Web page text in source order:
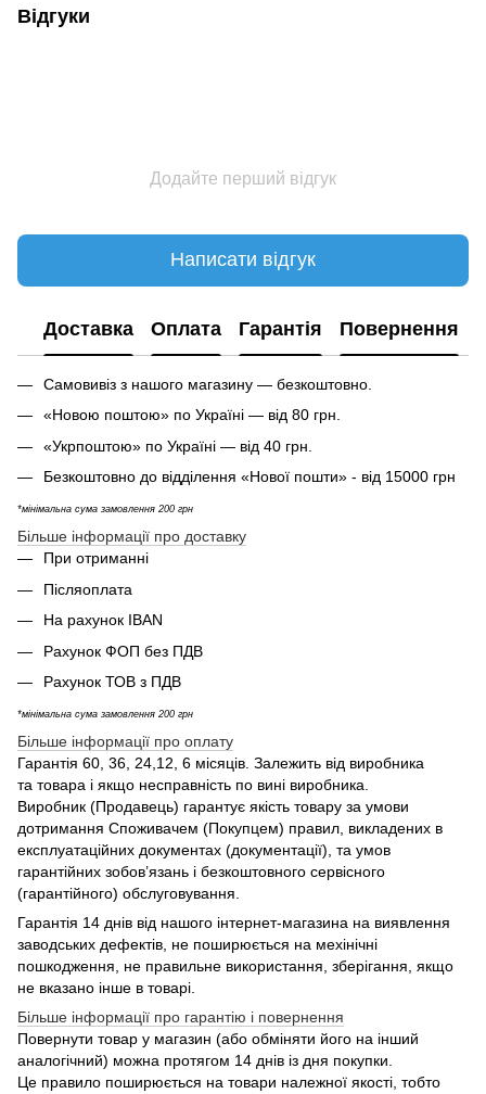
Відгуки
Додайте перший відгук
Написати відгук
Доставка Оплата Гарантія Повернення
Самовивіз з нашого магазину — безкоштовно.
«Новою поштою» по Україні — від 80 грн.
«Укрпоштою» по Україні — від 40 грн.
Безкоштовно до відділення «Нової пошти» - від 15000 грн
*мінімальна сума замовлення 200 грн
Більше інформації про доставку
При отриманні
Післяоплата
На рахунок IBAN
Рахунок ФОП без ПДВ
Рахунок ТОВ з ПДВ
*мінімальна сума замовлення 200 грн
Більше інформації про оплату
Гарантія 60, 36, 24,12, 6 місяців. Залежить від виробника
та товара і якщо несправність по вині виробника.
Виробник (Продавець) гарантує якість товару за умови
дотримання Споживачем (Покупцем) правил, викладених в
експлуатаційних документах (документації), та умов
гарантійних зобов’язань і безкоштовного сервісного
(гарантійного) обслуговування.
Гарантія 14 днів від нашого інтернет-магазина на виявлення
заводських дефектів, не поширюється на мехінічні
пошкодження, не правильне використання, зберігання, якщо
не вказано інше в товарі.
Більше інформації про гарантію і повернення
Повернути товар у магазин (або обміняти його на інший
аналогічний) можна протягом 14 днів із дня покупки.
Це правило поширюється на товари належної якості, тобто